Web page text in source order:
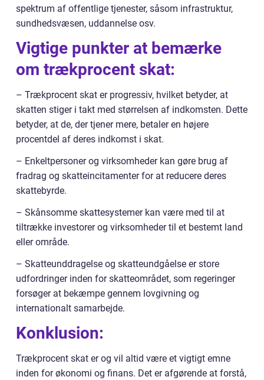
spektrum af offentlige tjenester, såsom infrastruktur,
sundhedsvæsen, uddannelse osv.
Vigtige punkter at bemærke
om trækprocent skat:
– Trækprocent skat er progressiv, hvilket betyder, at
skatten stiger i takt med størrelsen af indkomsten. Dette
betyder, at de, der tjener mere, betaler en højere
procentdel af deres indkomst i skat.
– Enkeltpersoner og virksomheder kan gøre brug af
fradrag og skatteincitamenter for at reducere deres
skattebyrde.
– Skånsomme skattesystemer kan være med til at
tiltrække investorer og virksomheder til et bestemt land
eller område.
– Skatteunddragelse og skatteundgåelse er store
udfordringer inden for skatteområdet, som regeringer
forsøger at bekæmpe gennem lovgivning og
internationalt samarbejde.
Konklusion:
Trækprocent skat er og vil altid være et vigtigt emne
inden for økonomi og finans. Det er afgørende at forstå,